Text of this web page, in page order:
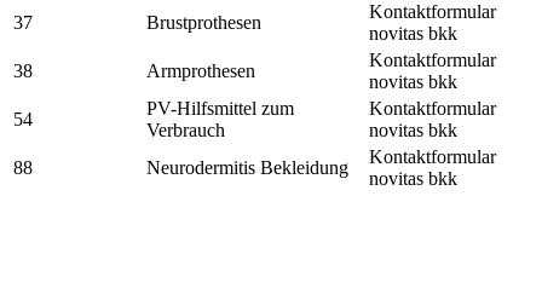
37
Brustprothesen
Kontaktformular
novitas bkk
38
Armprothesen
Kontaktformular
novitas bkk
54
PV-Hilfsmittel zum
Verbrauch
Kontaktformular
novitas bkk
88
Neurodermitis Bekleidung
Kontaktformular
novitas bkk